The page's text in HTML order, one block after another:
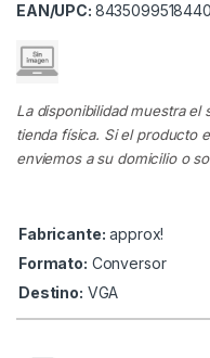
EAN/UPC: 8435099518440
La disponibilidad muestra el
tienda física. Si el producto
enviemos a su domicilio o
Fabricante: approx!
Formato: Conversor
Destino: VGA